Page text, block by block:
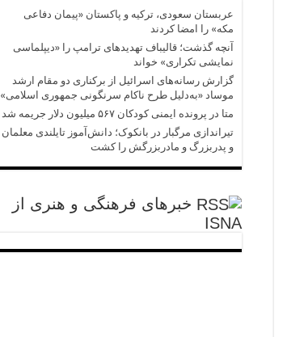
عربستان سعودی، ترکیه و پاکستان «پیمان دفاعی
مکه» را امضا کردند
آنچه گذشت؛ قالیباف تهدیدهای ترامپ را «دیپلماسی
نمایشی تکراری» خواند
گزارش‌‌ رسانه‌های اسرائیل از برکناری دو مقام ارشد
موساد «به‌دلیل طرح ناکام سرنگونی جمهوری اسلامی»
متا در پرونده ایمنی کودکان ۵۶۷ میلیون دلار جریمه شد
تیراندازی مرگبار در بانکوک؛ دانش‌آموز تایلندی معلمان
و پدربزرگ و مادربزرگش را کشت
خبرهای فرهنگی و هنری از
ISNA